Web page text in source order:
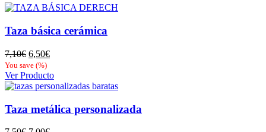
Taza básica cerámica
7,10€ El
precio
original
era:
6,50€El
actual
es:
You save (%)
Ver Producto
Taza metálica personalizada